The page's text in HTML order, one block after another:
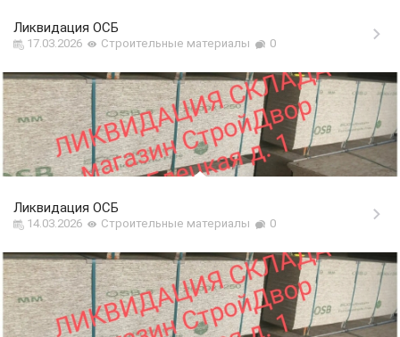
Ликвидация ОСБ
17.03.2026 Строительные материалы 0
Ликвидация ОСБ
14.03.2026 Строительные материалы 0